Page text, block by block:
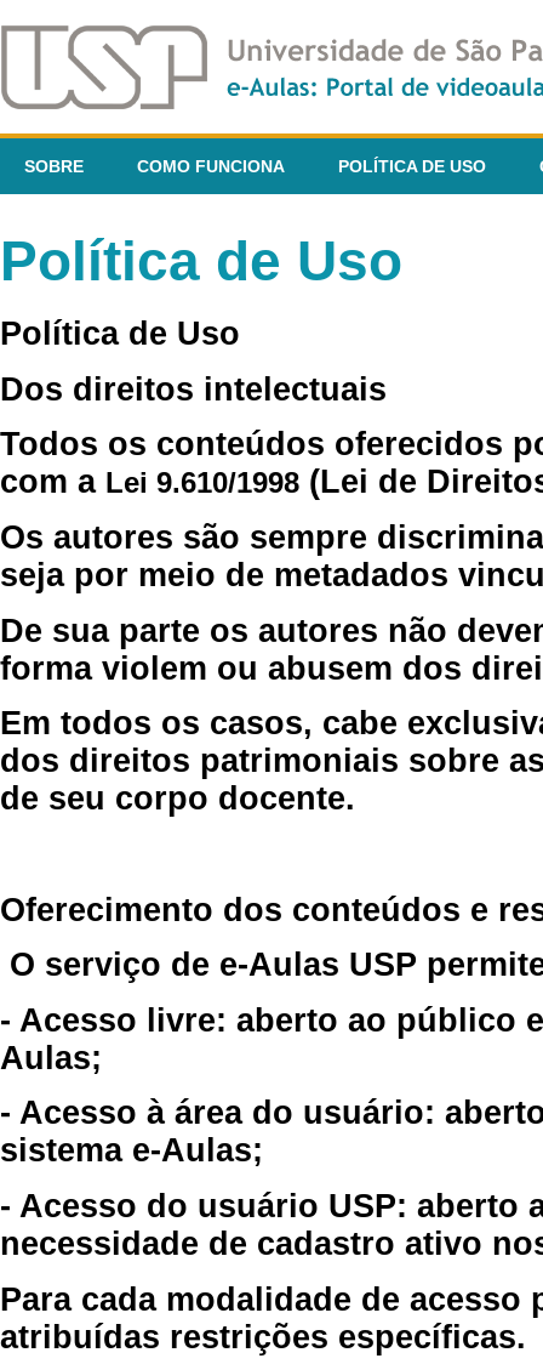
SOBRE COMO FUNCIONA POLÍTICA DE USO
Política de Uso
Política de Uso
Dos direitos intelectuais
Todos os conteúdos oferecidos
com a Lei 9.610/1998 (Lei de
Os autores são sempre
seja por meio de metadados
De sua parte os autores não
forma violem ou abusem dos
Em todos os casos, cabe
dos direitos patrimoniais sobre
de seu corpo docente.
Oferecimento dos conteúdos e
O serviço de e-Aulas USP
- Acesso livre: aberto ao público
Aulas;
- Acesso à área do usuário:
sistema e-Aulas;
- Acesso do usuário USP: aberto
necessidade de cadastro ativo
Para cada modalidade de
atribuídas restrições específicas.